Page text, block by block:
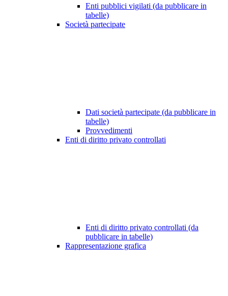
Enti pubblici vigilati (da pubblicare in
tabelle)
Società partecipate
Dati società partecipate (da pubblicare in
tabelle)
Provvedimenti
Enti di diritto privato controllati
Enti di diritto privato controllati (da
pubblicare in tabelle)
Rappresentazione grafica